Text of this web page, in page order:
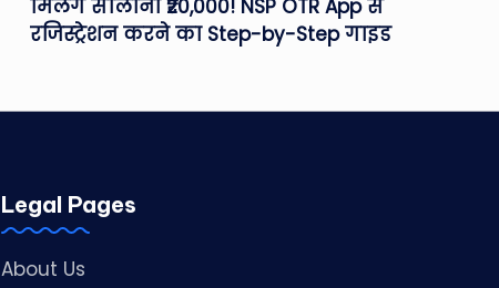
मिलेंगे सालाना ₹20,000! NSP OTR App से
रजिस्ट्रेशन करने का Step-by-Step गाइड
Legal Pages
About Us